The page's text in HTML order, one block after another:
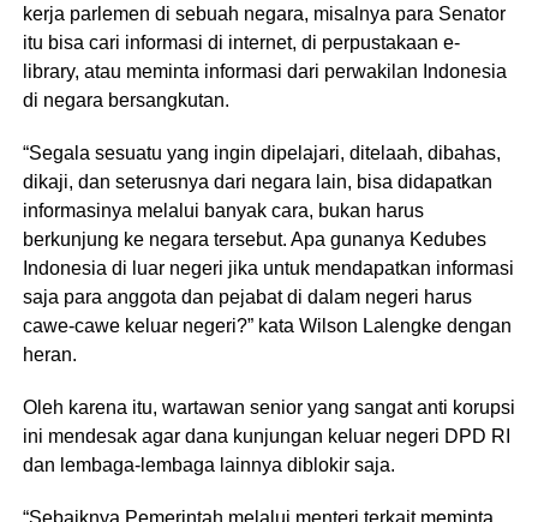
kerja parlemen di sebuah negara, misalnya para Senator
itu bisa cari informasi di internet, di perpustakaan e-
library, atau meminta informasi dari perwakilan Indonesia
di negara bersangkutan.
“Segala sesuatu yang ingin dipelajari, ditelaah, dibahas,
dikaji, dan seterusnya dari negara lain, bisa didapatkan
informasinya melalui banyak cara, bukan harus
berkunjung ke negara tersebut. Apa gunanya Kedubes
Indonesia di luar negeri jika untuk mendapatkan informasi
saja para anggota dan pejabat di dalam negeri harus
cawe-cawe keluar negeri?” kata Wilson Lalengke dengan
heran.
Oleh karena itu, wartawan senior yang sangat anti korupsi
ini mendesak agar dana kunjungan keluar negeri DPD RI
dan lembaga-lembaga lainnya diblokir saja.